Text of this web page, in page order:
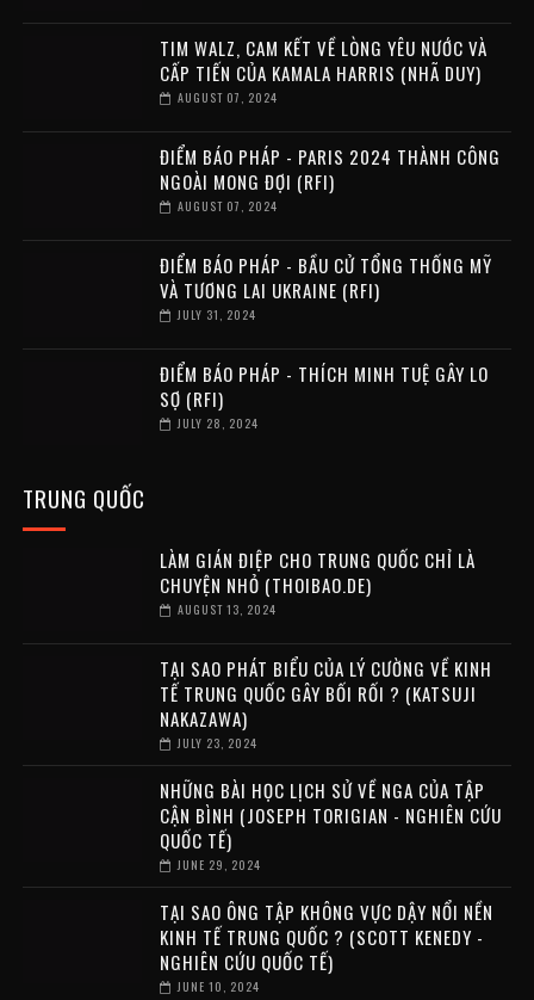
TIM WALZ, CAM KẾT VỀ LÒNG YÊU NƯỚC VÀ
CẤP TIẾN CỦA KAMALA HARRIS (NHÃ DUY)
AUGUST 07, 2024
ĐIỂM BÁO PHÁP - PARIS 2024 THÀNH CÔNG
NGOÀI MONG ĐỢI (RFI)
AUGUST 07, 2024
ĐIỂM BÁO PHÁP - BẦU CỬ TỔNG THỐNG MỸ
VÀ TƯƠNG LAI UKRAINE (RFI)
JULY 31, 2024
ĐIỂM BÁO PHÁP - THÍCH MINH TUỆ GÂY LO
SỢ (RFI)
JULY 28, 2024
TRUNG QUỐC
LÀM GIÁN ĐIỆP CHO TRUNG QUỐC CHỈ LÀ
CHUYỆN NHỎ (THOIBAO.DE)
AUGUST 13, 2024
TẠI SAO PHÁT BIỂU CỦA LÝ CƯỜNG VỀ KINH
TẾ TRUNG QUỐC GÂY BỐI RỐI ? (KATSUJI
NAKAZAWA)
JULY 23, 2024
NHỮNG BÀI HỌC LỊCH SỬ VỀ NGA CỦA TẬP
CẬN BÌNH (JOSEPH TORIGIAN - NGHIÊN CỨU
QUỐC TẾ)
JUNE 29, 2024
TẠI SAO ÔNG TẬP KHÔNG VỰC DẬY NỔI NỀN
KINH TẾ TRUNG QUỐC ? (SCOTT KENEDY -
NGHIÊN CỨU QUỐC TẾ)
JUNE 10, 2024